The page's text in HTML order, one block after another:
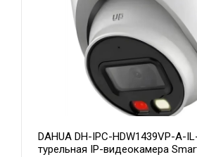
DAHUA DH-IPC-HDW1439VP-A-
турельная IP-видеокамера